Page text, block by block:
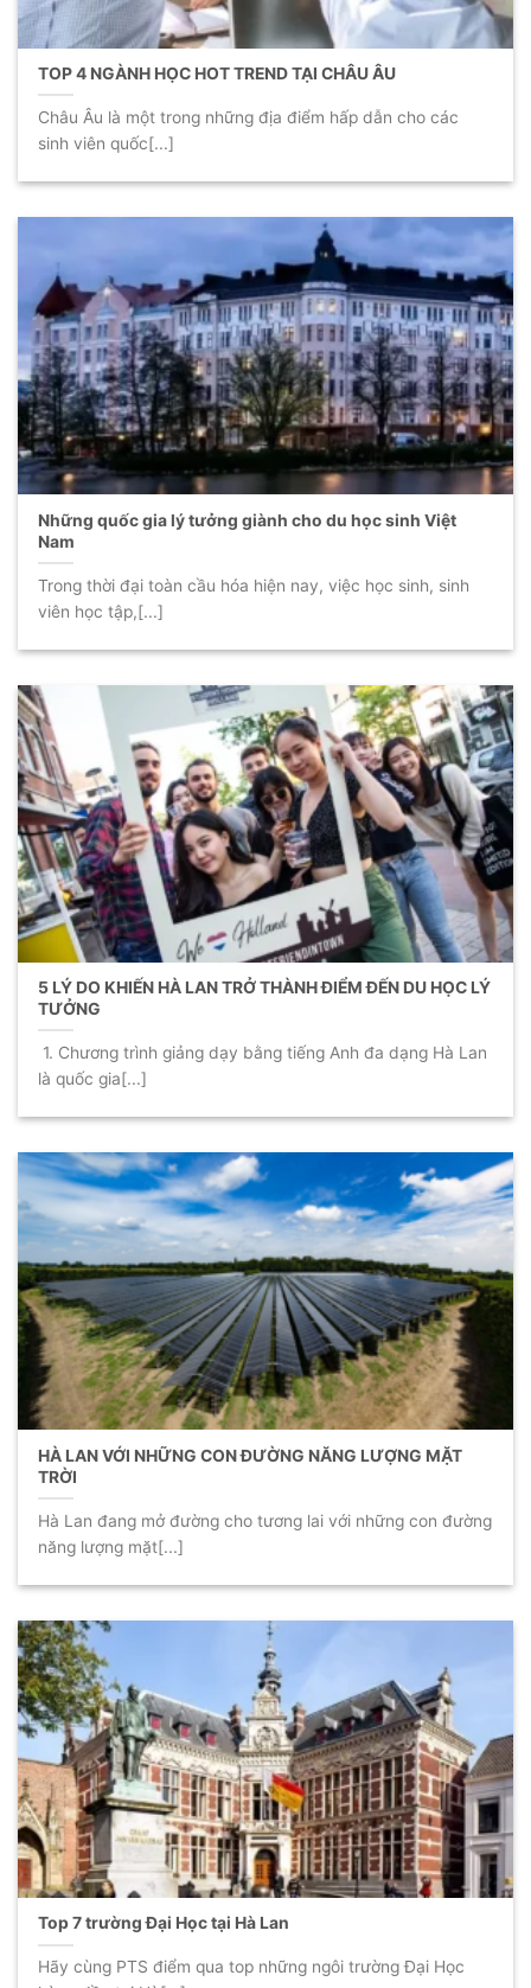
TOP 4 NGÀNH HỌC HOT TREND TẠI CHÂU ÂU
Châu Âu là một trong những địa điểm hấp dẫn cho các
sinh viên quốc[...]
Những quốc gia lý tưởng giành cho du học sinh Việt
Nam
Trong thời đại toàn cầu hóa hiện nay, việc học sinh, sinh
viên học tập,[...]
5 LÝ DO KHIẾN HÀ LAN TRỞ THÀNH ĐIỂM ĐẾN DU HỌC LÝ
TƯỞNG
1. Chương trình giảng dạy bằng tiếng Anh đa dạng Hà Lan
là quốc gia[...]
HÀ LAN VỚI NHỮNG CON ĐƯỜNG NĂNG LƯỢNG MẶT
TRỜI
Hà Lan đang mở đường cho tương lai với những con đường
năng lượng mặt[...]
Top 7 trường Đại Học tại Hà Lan
Hãy cùng PTS điểm qua top những ngôi trường Đại Học